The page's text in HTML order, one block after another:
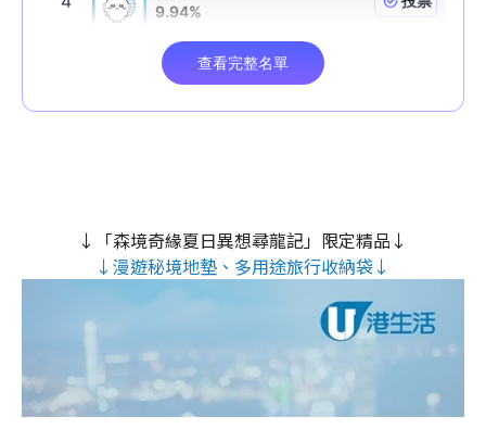
↓「森境奇緣夏日異想尋龍記」限定精品↓
↓漫遊秘境地墊、多用途旅行收納袋↓